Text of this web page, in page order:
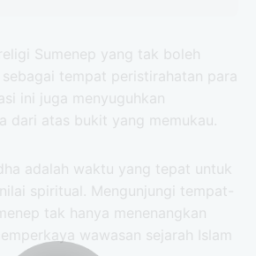
Sumenep yang tak boleh
tempat peristirahatan para
ini juga menyuguhkan
dari atas bukit yang memukau.
adalah waktu yang tepat untuk
spiritual. Mengunjungi tempat-
tak hanya menenangkan
wawasan sejarah Islam